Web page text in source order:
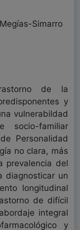
Simarro
de la
y
vulnerabildad
socio-familiar
Personalidad
no clara, más
prevalencia del
diagnosticar un
longitudinal
de difícil
integral
y